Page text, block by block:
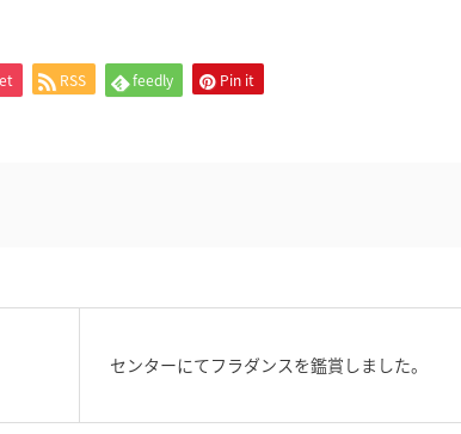
RSS feedly Pin it
センターにてフラダンスを鑑賞しました。